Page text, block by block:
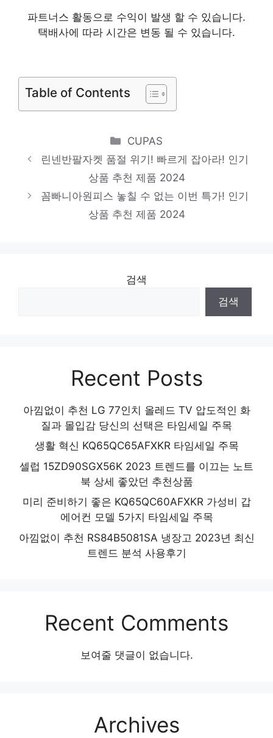
천 제품 2024
품 2024
타미힐피거
여름셔츠
일상에 반짝임을 추가하세요 인기 상품 추천
제품 2024
파트너스 활동으로 수익이 발생 할 수 있습니다.
택배사에 따라 시간은 변동 될 수 있습니다.
Table of Contents
Categories
CUPAS
린넨반팔자켓 품절 위기! 빠르게 잡아라! 인기
상품 추천 제품 2024
꼼빠니아원피스 놓칠 수 없는 이번 특가! 인기
상품 추천 제품 2024
검색
검색
Recent Posts
아낌없이 추천 LG 77인치 올레드 TV 압도적인 화
질과 몰입감 당신의 선택은 타임세일 주목
생활 혁신 KQ65QC65AFXKR 타임세일 주목
셀럽 15ZD90SGX56K 2023 트렌드를 이끄는 노트
북 상세 좋았던 추천상품
미리 준비하기 좋은 KQ65QC60AFXKR 가성비 갑
에어컨 모델 5가지 타임세일 주목
아낌없이 추천 RS84B5081SA 냉장고 2023년 최신
트렌드 분석 사용후기
Recent Comments
보여줄 댓글이 없습니다.
Archives